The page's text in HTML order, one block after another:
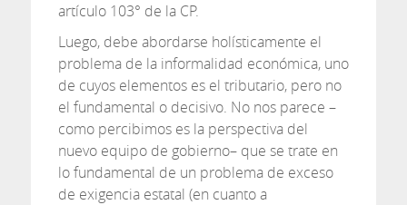
artículo 103° de la CP.
Luego, debe abordarse holísticamente el
problema de la informalidad económica, uno
de cuyos elementos es el tributario, pero no
el fundamental o decisivo. No nos parece –
como percibimos es la perspectiva del
nuevo equipo de gobierno– que se trate en
lo fundamental de un problema de exceso
de exigencia estatal (en cuanto a